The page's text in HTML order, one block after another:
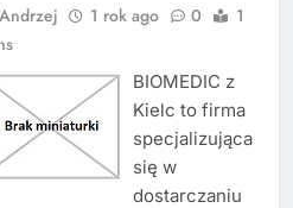
Andrzej 1 rok ago 0
1
BIOMEDIC z
Kielc to firma
specjalizująca
się w
dostarczaniu